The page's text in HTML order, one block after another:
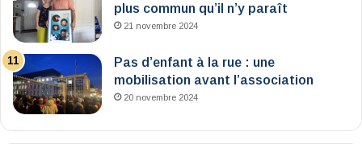
plus commun qu’il n’y paraît
21 novembre 2024
Pas d’enfant à la rue : une
mobilisation avant l’association
20 novembre 2024